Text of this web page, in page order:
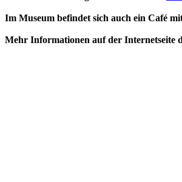
Im Museum befindet sich auch ein Café
Mehr Informationen auf der Internetseite